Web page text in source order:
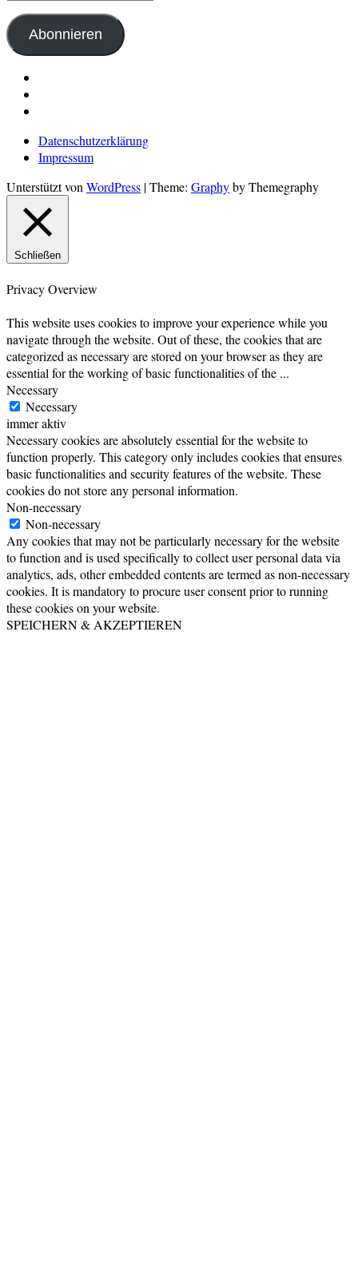
Mail-
Adresse
Abonnieren
Datenschutzerklärung
Impressum
Unterstützt von WordPress |Theme: Graphyby Themegraphy
Schließen
Privacy Overview
This website uses cookies to improve your experience while you
navigate through the website. Out of these, the cookies that are
categorized as necessary are stored on your browser as they are
essential for the working of basic functionalities of the ...
Necessary
Necessary
immer aktiv
Necessary cookies are absolutely essential for the website to
function properly. This category only includes cookies that ensures
basic functionalities and security features of the website. These
cookies do not store any personal information.
Non-necessary
Non-necessary
Any cookies that may not be particularly necessary for the website
to function and is used specifically to collect user personal data via
analytics, ads, other embedded contents are termed as non-necessary
cookies. It is mandatory to procure user consent prior to running
these cookies on your website.
SPEICHERN & AKZEPTIEREN